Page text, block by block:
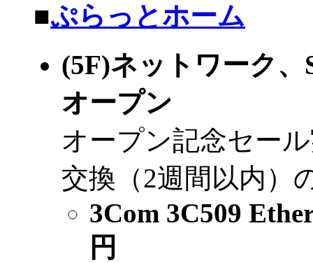
■ぷらっとホーム
(5F)ネットワーク
オープン
オープン記念セー
交換（2週間以内）
3Com 3C509
円